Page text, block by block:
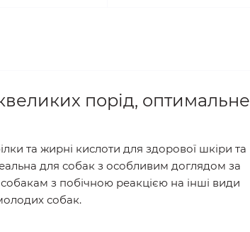
порід, оптимальне
та жирні кислоти для здорової шкіри та
для собак з особливим доглядом за
з побічною реакцією на інші види
собак.